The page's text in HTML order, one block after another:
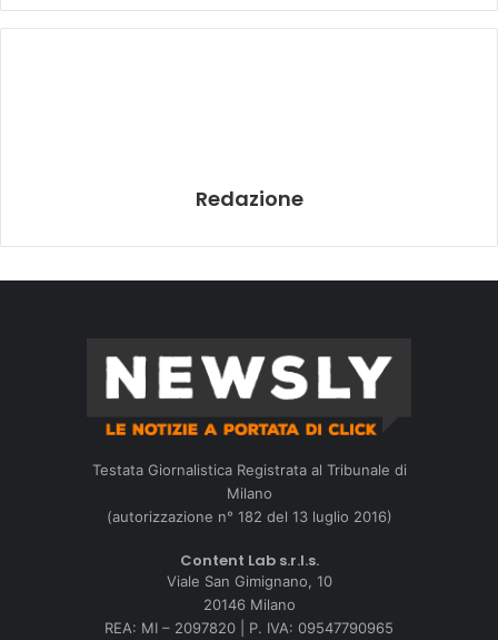
Redazione
Testata Giornalistica Registrata al Tribunale di
Milano
(autorizzazione n° 182 del 13 luglio 2016)
Content Lab s.r.l.s.
Viale San Gimignano, 10
20146 Milano
REA: MI – 2097820 | P. IVA: 09547790965